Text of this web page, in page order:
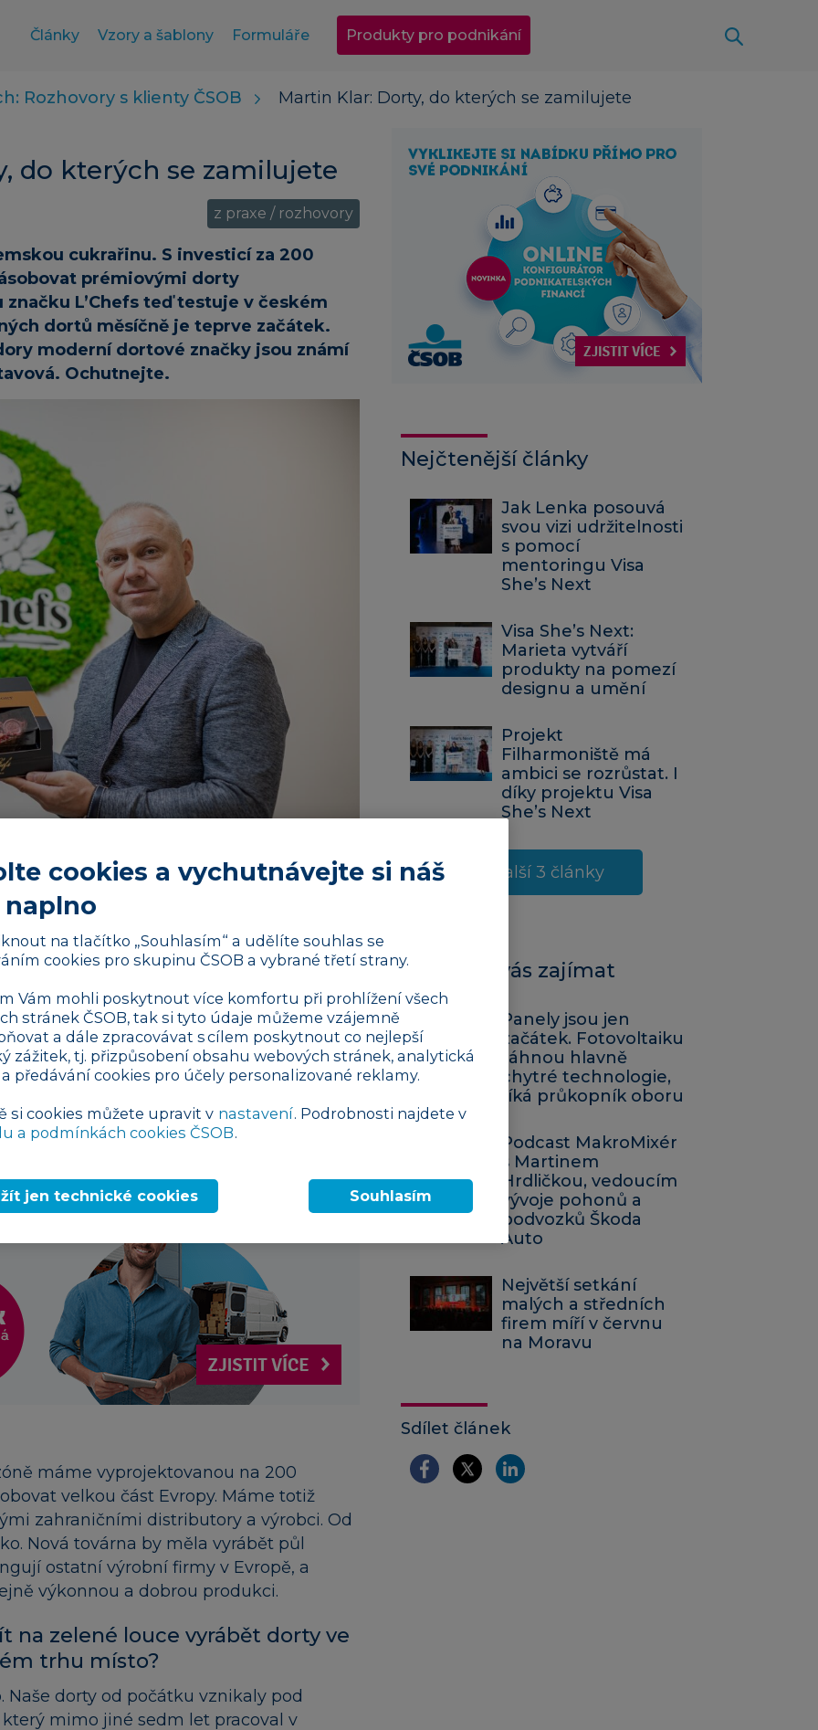
Články Vzory a šablony Formuláře Produkty pro podnikání
Rozhovory s klienty ČSOB Martin Klar: Dorty, do kterých se zamilujete
do kterých se zamilujete
z praxe / rozhovory
cukrařinu. S investicí za 200
prémiovými dorty
L’Chefs teď testuje v českém
dortů měsíčně je teprve začátek.
moderní dortové značky jsou známí
Ochutnejte.
dorty pod značkou L’Chefs?
máme několik vlastních značek,
nebo Piškoťáci, a rozhodli jsme se, že
zhruba dva roky, ale loni jsme do něj
cukrářem Josefem Maršálkem a máme v
louce v mošnovské průmyslové zóně.
například v Tesku či Globusu,
menší v podstatě ruční výrobu, kde
vyrobit 70 tisíc dortů měsíčně. To
Reklama
máme vyprojektovanou na 200
velkou část Evropy. Máme totiž
zahraničními distributory a výrobci. Od
Nová továrna by měla vyrábět půl
ostatní výrobní firmy v Evropě, a
výkonnou a dobrou produkci.
na zelené louce vyrábět dorty ve
trhu místo?
dorty od počátku vznikaly pod
mimo jiné sedm let pracoval v
Nejčtenější články
Jak Lenka posouvá
svou vizi udržitelnosti
s pomocí
mentoringu Visa
She’s Next
Visa She’s Next:
Marieta vytváří
produkty na pomezí
designu a umění
Projekt
Filharmoniště má
ambici se rozrůstat. I
díky projektu Visa
She’s Next
Další 3 články
Mohlo by vás zajímat
Panely jsou jen
začátek. Fotovoltaiku
táhnou hlavně
chytré technologie,
říká průkopník oboru
Podcast MakroMixér
s Martinem
Hrdličkou, vedoucím
vývoje pohonů a
podvozků Škoda
Auto
Největší setkání
malých a středních
firem míří v červnu
na Moravu
Sdílet článek
cookies a vychutnávejte si náš
na tlačítko „Souhlasím“ a udělíte souhlas se
cookies pro skupinu ČSOB a vybrané třetí strany.
Vám mohli poskytnout více komfortu při prohlížení všech
stránek ČSOB, tak si tyto údaje můžeme vzájemně
a dále zpracovávat s cílem poskytnout co nejlepší
zážitek, tj. přizpůsobení obsahu webových stránek, analytická
předávání cookies pro účely personalizované reklamy.
si cookies můžete upravit v nastavení. Podrobnosti najdete v
a podmínkách cookies ČSOB.
jen technické cookies Souhlasím